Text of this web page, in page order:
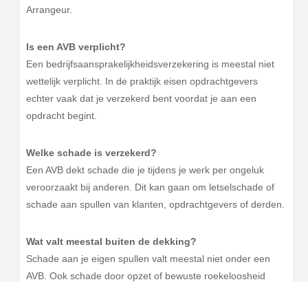
Arrangeur.
Is een AVB verplicht?
Een bedrijfsaansprakelijkheidsverzekering is meestal niet
wettelijk verplicht. In de praktijk eisen opdrachtgevers
echter vaak dat je verzekerd bent voordat je aan een
opdracht begint.
Welke schade is verzekerd?
Een AVB dekt schade die je tijdens je werk per ongeluk
veroorzaakt bij anderen. Dit kan gaan om letselschade of
schade aan spullen van klanten, opdrachtgevers of derden.
Wat valt meestal buiten de dekking?
Schade aan je eigen spullen valt meestal niet onder een
AVB. Ook schade door opzet of bewuste roekeloosheid